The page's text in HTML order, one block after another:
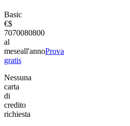
Basic
€$
7070080800
al
meseall'annoProva
gratis
Nessuna
carta
di
credito
richiesta